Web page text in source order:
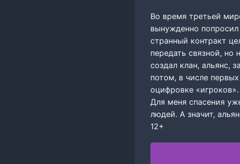
Во время третьей
вынужденно
странный контракт
передать связной, но
создал клан, альянс,
потом, в числе
оцифровке «игроков».
Для меня спасения
людей. А значит,
12+